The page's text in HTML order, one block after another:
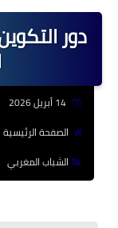
دور
14 أبريل 2026
الصفحة الرئيسية
الشباب المغربي